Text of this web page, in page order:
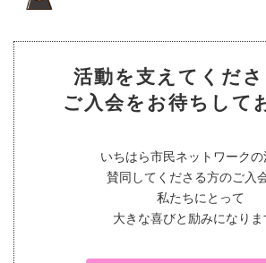
活動を支えてくだ
ご入会をお待ちして
いちはら市民ネットワークの
賛同してくださる方のご入
私たちにとって
大きな喜びと励みになりま